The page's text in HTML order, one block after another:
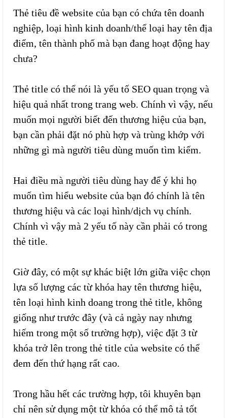
Thẻ tiêu đề website của bạn có chứa tên doanh
nghiệp, loại hình kinh doanh/thể loại hay tên địa
điểm, tên thành phố mà bạn đang hoạt động hay
chưa?
Thẻ title có thể nói là yếu tố SEO quan trọng và
hiệu quả nhất trong trang web. Chính vì vậy, nếu
muốn mọi người biết đến thương hiệu của bạn,
bạn cần phải đặt nó phù hợp và trùng khớp với
những gì mà người tiêu dùng muốn tìm kiếm.
Hai điều mà người tiêu dùng hay để ý khi họ
muốn tìm hiểu website của bạn đó chính là tên
thương hiệu và các loại hình/dịch vụ chính.
Chính vì vậy mà 2 yếu tố này cần phải có trong
thẻ title.
Giờ đây, có một sự khác biệt lớn giữa việc chọn
lựa số lượng các từ khóa hay tên thương hiệu,
tên loại hình kinh doang trong thẻ title, không
giống như trước đây (và cả ngày nay nhưng
hiếm trong một số trường hợp), việc đặt 3 từ
khóa trở lên trong thẻ title của website có thể
đem đến thứ hạng rất cao.
Trong hầu hết các trường hợp, tôi khuyên bạn
chỉ nên sử dụng một từ khóa có thể mô tả tốt